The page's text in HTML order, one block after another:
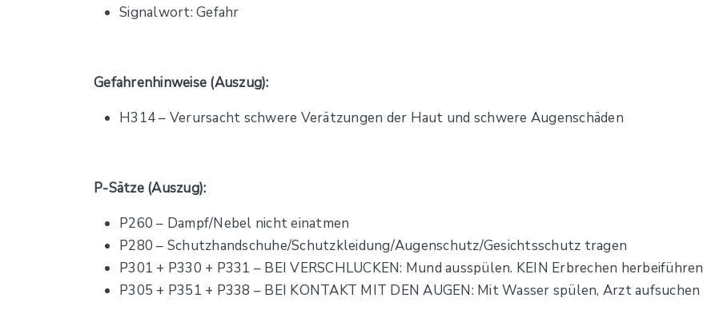
Signalwort: Gefahr
Gefahrenhinweise (Auszug):
H314 – Verursacht schwere Verätzungen der Haut und schwere Augenschäden
P-Sätze (Auszug):
P260 – Dampf/Nebel nicht einatmen
P280 – Schutzhandschuhe/Schutzkleidung/Augenschutz/Gesichtsschutz tragen
P301 + P330 + P331 – BEI VERSCHLUCKEN: Mund ausspülen. KEIN Erbrechen herbeiführen
P305 + P351 + P338 – BEI KONTAKT MIT DEN AUGEN: Mit Wasser spülen, Arzt aufsuchen